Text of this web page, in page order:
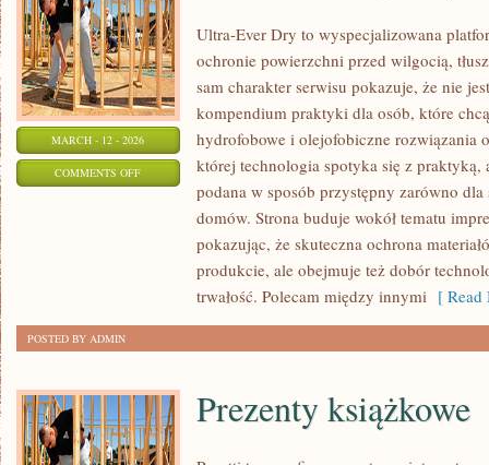
MARCH - 12 - 2026
COMMENTS OFFON
Ultra-Ever Dry to wyspecjalizowana
ochronie powierzchni przed wilgocią,
sam charakter serwisu pokazuje, że nie
kompendium praktyki dla osób, które
hydrofobowe i olejofobiczne rozwiązania
której technologia spotyka się z praktyką,
podana w sposób przystępny zarówno
domów. Strona buduje wokół tematu
pokazując, że skuteczna ochrona
produkcie, ale obejmuje też dobór
trwałość. Polecam między innymi [ Read
POSTED BY ADMIN
Prezenty książkowe